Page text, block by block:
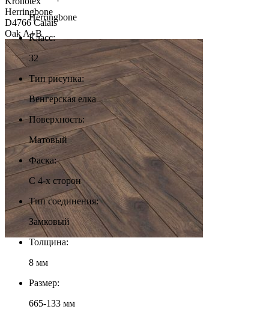
Herringbone
Класс:
32
Тип рисунка:
Венгерская елка
Поверхность:
Матовый
Фаска:
С 4-х сторон
Тип соединения:
Замковый
Толщина:
8 мм
Размер:
665-133 мм